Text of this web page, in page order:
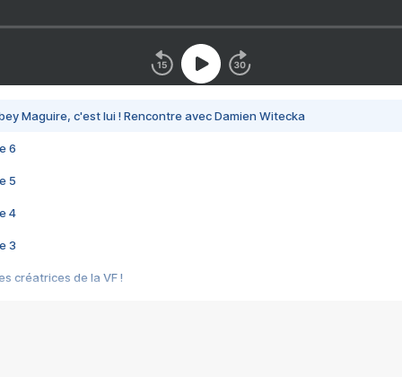
Maguire, c'est lui ! Rencontre avec Damien Witecka
6
5
4
3
créatrices de la VF !